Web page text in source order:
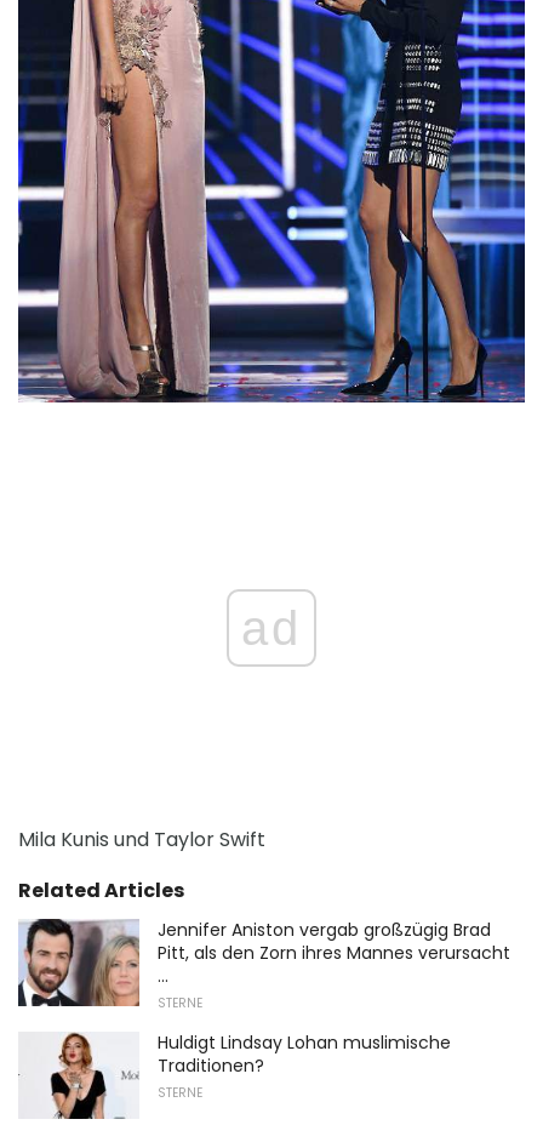
ad
Mila Kunis und Taylor Swift
Related Articles
Jennifer Aniston vergab großzügig Brad
Pitt, als den Zorn ihres Mannes verursacht
...
STERNE
Huldigt Lindsay Lohan muslimische
Traditionen?
STERNE